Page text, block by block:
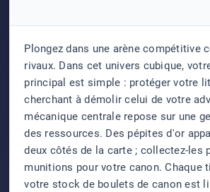
Plongez dans une arène compétitive
rivaux. Dans cet univers cubique,
principal est simple : protéger votre
cherchant à démolir celui de votre
mécanique centrale repose sur une
des ressources. Des pépites d'or
deux côtés de la carte ; collectez-les
munitions pour votre canon. Chaque
votre stock de boulets de canon est